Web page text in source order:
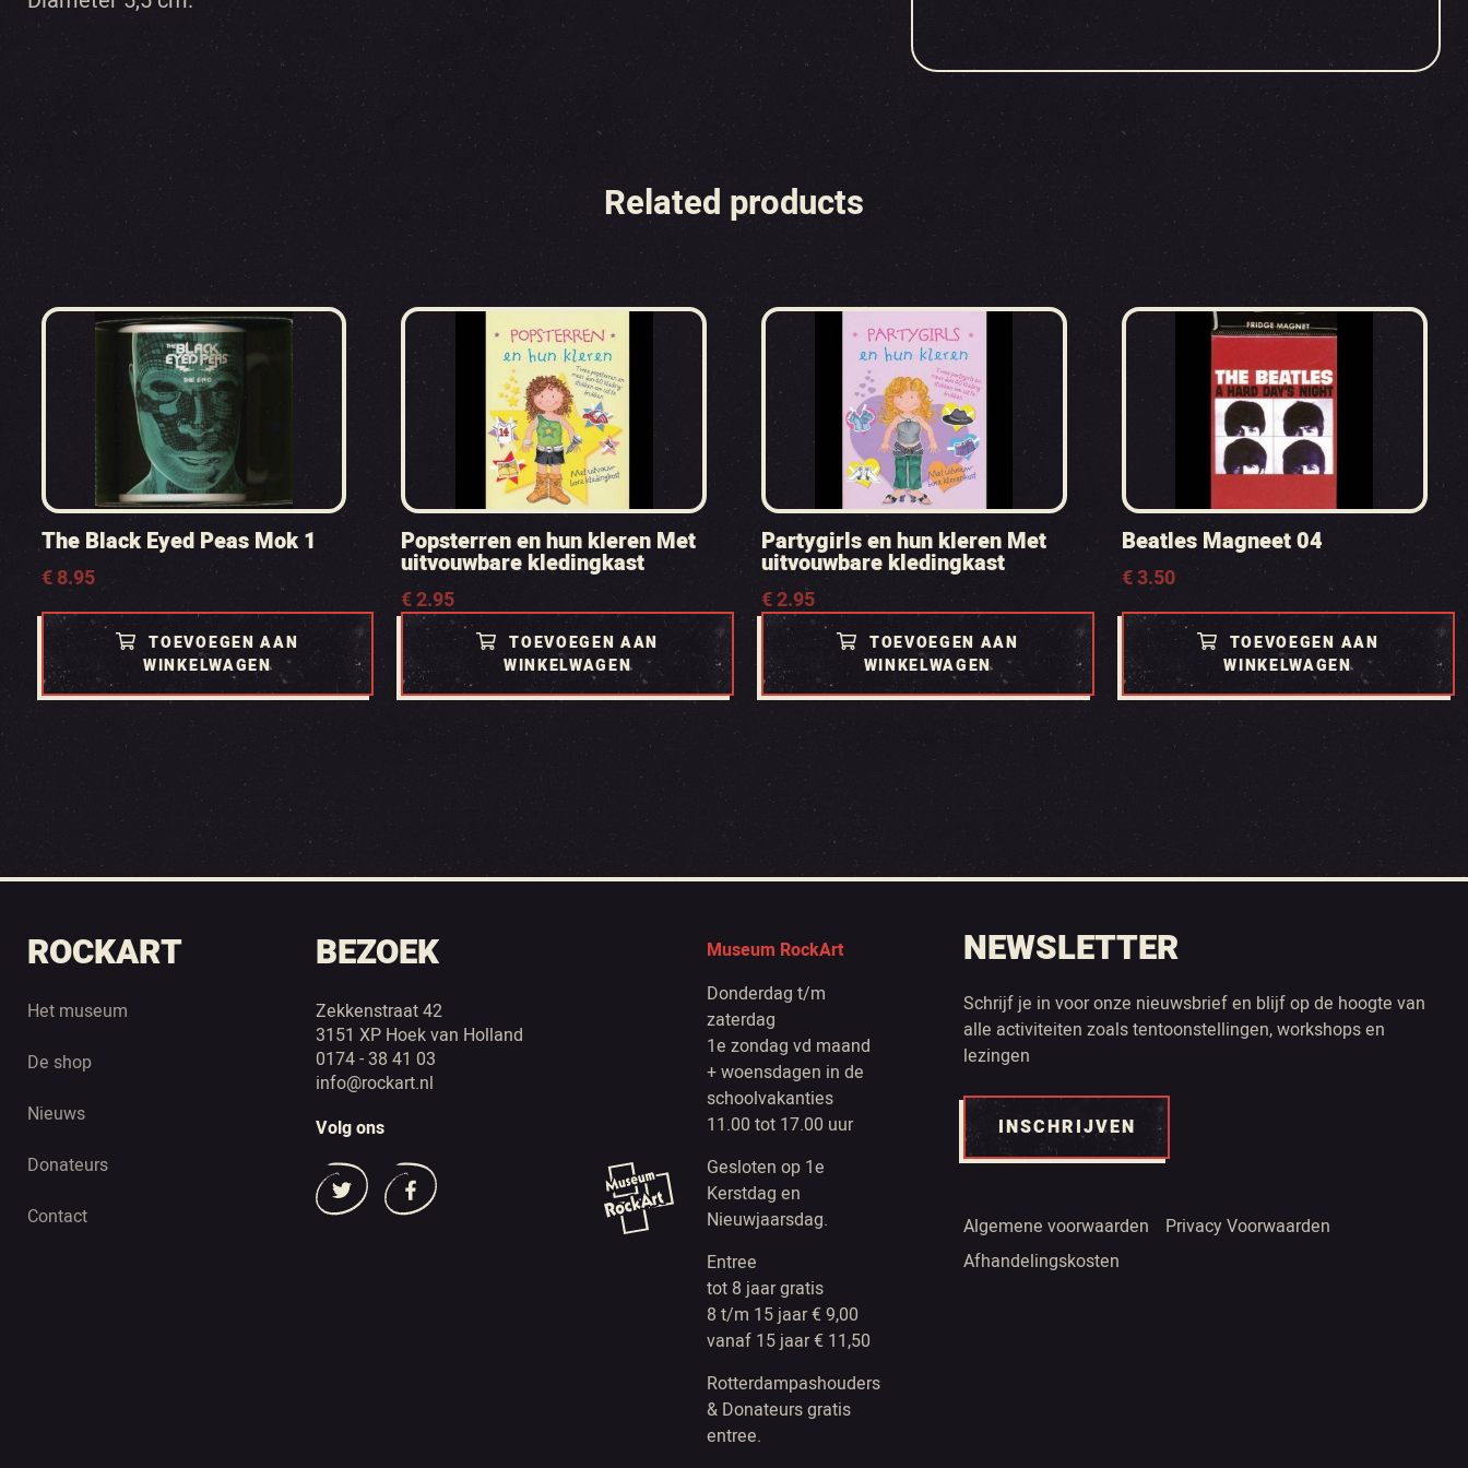
Related products
The Black Eyed Peas Mok 1
€8.95
TOEVOEGEN AAN
WINKELWAGEN
Popsterren en hun kleren Met
uitvouwbare kledingkast
€2.95
TOEVOEGEN AAN
WINKELWAGEN
Partygirls en hun kleren Met
uitvouwbare kledingkast
€2.95
TOEVOEGEN AAN
WINKELWAGEN
Beatles Magneet 04
€3.50
TOEVOEGEN AAN
WINKELWAGEN
ROCKART
Het museum
De shop
Nieuws
Donateurs
Contact
BEZOEK
Zekkenstraat 42
3151 XP Hoek van Holland
0174 - 38 41 03
info@rockart.nl
Volg ons
Museum RockArt
Donderdag t/m
zaterdag
1e zondag vd maand
+ woensdagen in de
schoolvakanties
11.00 tot 17.00 uur
Gesloten op 1e
Kerstdag en
Nieuwjaarsdag.
Entree
tot 8 jaar gratis
8 t/m 15 jaar € 9,00
vanaf 15 jaar € 11,50
Rotterdampashouders
& Donateurs gratis
entree.
NEWSLETTER
Schrijf je in voor onze nieuwsbrief en blijf op de hoogte van
alle activiteiten zoals tentoonstellingen, workshops en
lezingen
INSCHRIJVEN
Algemene voorwaarden
Privacy Voorwaarden
Afhandelingskosten